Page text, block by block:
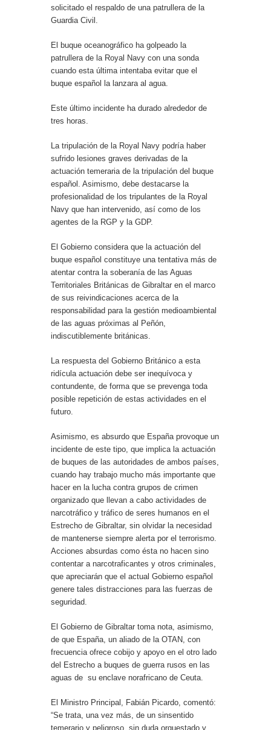
solicitado el respaldo de una patrullera de la
Guardia Civil.
El buque oceanográfico ha golpeado la
patrullera de la Royal Navy con una sonda
cuando esta última intentaba evitar que el
buque español la lanzara al agua.
Este último incidente ha durado alrededor de
tres horas.
La tripulación de la Royal Navy podría haber
sufrido lesiones graves derivadas de la
actuación temeraria de la tripulación del buque
español. Asimismo, debe destacarse la
profesionalidad de los tripulantes de la Royal
Navy que han intervenido, así como de los
agentes de la RGP y la GDP.
El Gobierno considera que la actuación del
buque español constituye una tentativa más de
atentar contra la soberanía de las Aguas
Territoriales Británicas de Gibraltar en el marco
de sus reivindicaciones acerca de la
responsabilidad para la gestión medioambiental
de las aguas próximas al Peñón,
indiscutiblemente británicas.
La respuesta del Gobierno Británico a esta
ridícula actuación debe ser inequívoca y
contundente, de forma que se prevenga toda
posible repetición de estas actividades en el
futuro.
Asimismo, es absurdo que España provoque un
incidente de este tipo, que implica la actuación
de buques de las autoridades de ambos países,
cuando hay trabajo mucho más importante que
hacer en la lucha contra grupos de crimen
organizado que llevan a cabo actividades de
narcotráfico y tráfico de seres humanos en el
Estrecho de Gibraltar, sin olvidar la necesidad
de mantenerse siempre alerta por el terrorismo.
Acciones absurdas como ésta no hacen sino
contentar a narcotraficantes y otros criminales,
que apreciarán que el actual Gobierno español
genere tales distracciones para las fuerzas de
seguridad.
El Gobierno de Gibraltar toma nota, asimismo,
de que España, un aliado de la OTAN, con
frecuencia ofrece cobijo y apoyo en el otro lado
del Estrecho a buques de guerra rusos en las
aguas de su enclave norafricano de Ceuta.
El Ministro Principal, Fabián Picardo, comentó:
“Se trata, una vez más, de un sinsentido
temerario y peligroso, sin duda orquestado y